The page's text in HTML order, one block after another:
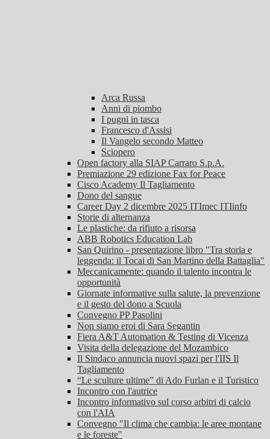
Arca Russa
Anni di piombo
I pugni in tasca
Francesco d'Assisi
Il Vangelo secondo Matteo
Sciopero
Open factory alla SIAP Carraro S.p.A.
Premiazione 29 edizione Fax for Peace
Cisco Academy Il Tagliamento
Dono del sangue
Career Day 2 dicembre 2025 ITImec ITIinfo
Storie di alternanza
Le plastiche: da rifiuto a risorsa
ABB Robotics Education Lab
San Quirino - presentazione libro "Tra storia e
leggenda: il Tocai di San Martino della Battaglia"
Meccanicamente: quando il talento incontra le
opportunità
Giornate informative sulla salute, la prevenzione
e il gesto del dono a Scuola
Convegno PP Pasolini
Non siamo eroi di Sara Segantin
Fiera A&T Automation & Testing di Vicenza
Visita della delegazione del Mozambico
Il Sindaco annuncia nuovi spazi per l'IIS Il
Tagliamento
“Le sculture ultime” di Ado Furlan e il Turistico
Incontro con l'autrice
Incontro informativo sul corso arbitri di calcio
con l'AIA
Convegno "Il clima che cambia: le aree montane
e le foreste"